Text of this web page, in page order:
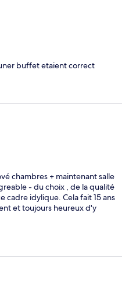
buffet etaient correct
chambres + maintenant salle
- du choix , de la qualité
cadre idylique. Cela fait 15 ans
et toujours heureux d'y